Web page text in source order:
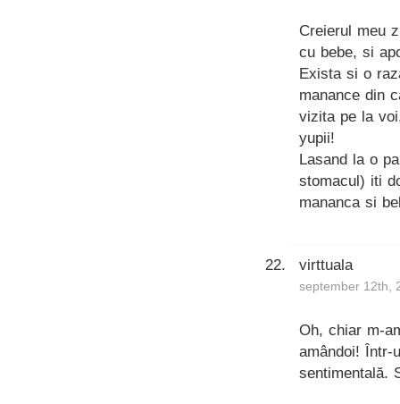
Creierul meu
cu bebe, si
Exista si o
manance din
vizita pe la
yupii!
Lasand la o
stomacul) iti
mananca si
virttuala
september 12th,
Oh, chiar m-
amândoi! Într-
sentimentală.